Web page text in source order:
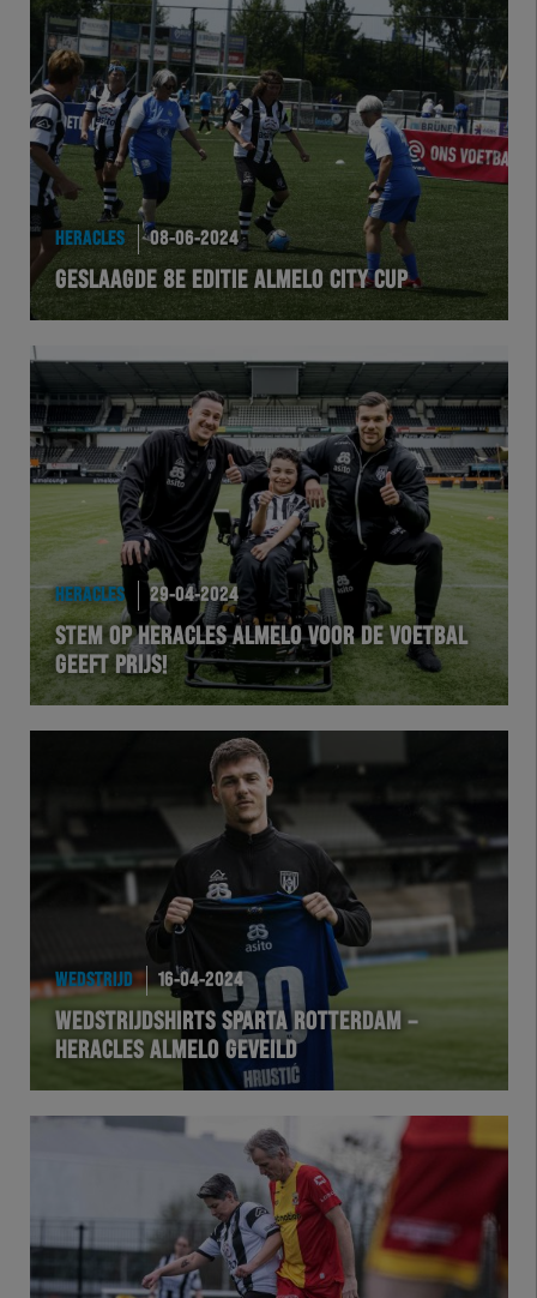
HERACLES 08-06-2024
GESLAAGDE 8E EDITIE ALMELO CITY CUP
HERACLES 29-04-2024
STEM OP HERACLES ALMELO VOOR DE VOETBAL
GEEFT PRIJS!
WEDSTRIJD 16-04-2024
WEDSTRIJDSHIRTS SPARTA ROTTERDAM –
HERACLES ALMELO GEVEILD